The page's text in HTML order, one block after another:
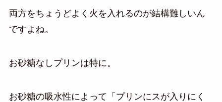
両方をちょうどよく火を入れるのが結構難しいん
ですよね。
お砂糖なしプリンは特に。
お砂糖の吸水性によって「プリンにスが入りにく